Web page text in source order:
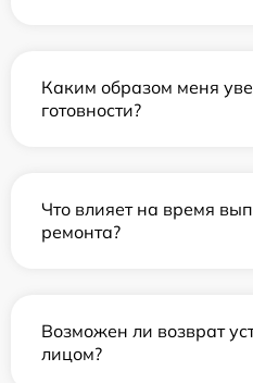
Каким образом меня
готовности?
Что влияет на время
ремонта?
Возможен ли возврат
лицом?